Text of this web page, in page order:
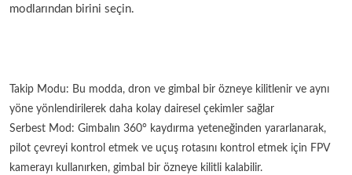
modlarından birini seçin.
Takip Modu: Bu modda, dron ve gimbal bir özneye kilitlenir ve aynı
yöne yönlendirilerek daha kolay dairesel çekimler sağlar
Serbest Mod: Gimbalın 360° kaydırma yeteneğinden yararlanarak,
pilot çevreyi kontrol etmek ve uçuş rotasını kontrol etmek için FPV
kamerayı kullanırken, gimbal bir özneye kilitli kalabilir.